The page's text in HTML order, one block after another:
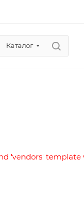
Каталог
'vendors' template